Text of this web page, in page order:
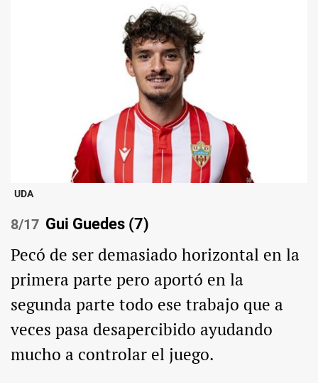
UDA
/17 Gui Guedes (7)
Pecó de ser demasiado horizontal en la
primera parte pero aportó en la
segunda parte todo ese trabajo que a
veces pasa desapercibido ayudando
mucho a controlar el juego.